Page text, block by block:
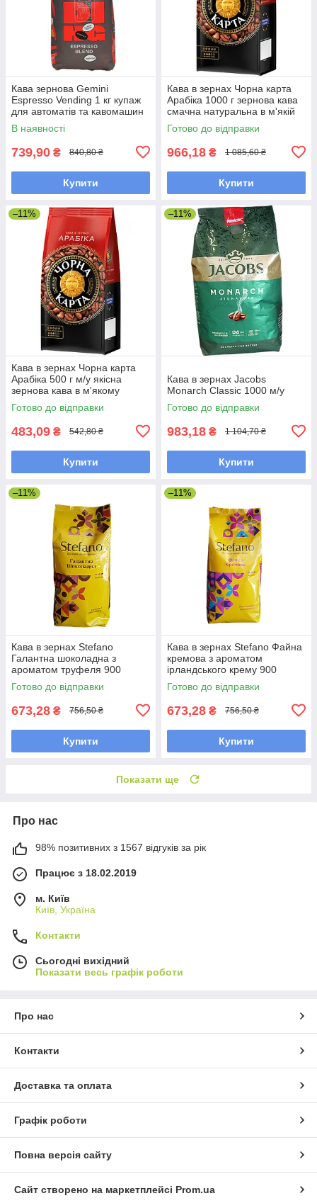
Кава зернова Gemini
Espresso Vending 1 кг купаж
для автоматів та кавомашин
В наявності
739,90 ₴ 840,80 ₴
Купити
Кава в зернах Чорна карта
Арабіка 1000 г зернова кава
смачна натуральна в м'якій
упаковці
Готово до відправки
966,18 ₴ 1 085,60 ₴
Купити
–11%
Кава в зернах Чорна карта
Арабіка 500 г м/у якісна
зернова кава в м'якому
пакованні
Готово до відправки
483,09 ₴ 542,80 ₴
Купити
–11%
Кава в зернах Jacobs
Monarch Classic 1000 м/у
Готово до відправки
983,18 ₴ 1 104,70 ₴
Купити
–11%
Кава в зернах Stefano
Галантна шоколадна з
ароматом труфеля 900
грамів
Готово до відправки
673,28 ₴ 756,50 ₴
Купити
–11%
Кава в зернах Stefano Файна
кремова з ароматом
ірландського крему 900
грамів
Готово до відправки
673,28 ₴ 756,50 ₴
Купити
Показати ще
Про нас
98% позитивних з 1567 відгуків за рік
Працює з 18.02.2019
м. Київ
Київ, Україна
Контакти
Сьогодні вихідний
Показати весь графік роботи
Про нас
Контакти
Доставка та оплата
Графік роботи
Повна версія сайту
Сайт створено на маркетплейсі Prom.ua